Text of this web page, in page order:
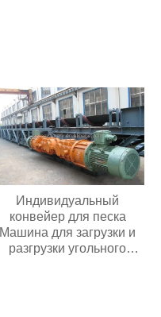
Индивидуальный
конвейер для песка
Машина для загрузки и
разгрузки угольного